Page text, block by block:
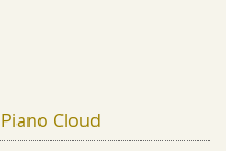
Piano Cloud